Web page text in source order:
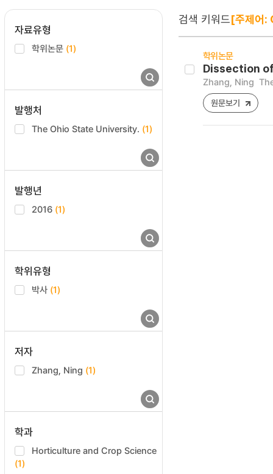
자료유형
학위논문 (1)
발행처
The Ohio State University. (1)
발행년
2016 (1)
학위유형
박사 (1)
저자
Zhang, Ning (1)
학과
Horticulture and Crop Science
(1)
검색 키워드[주제어:
학위논문
Dissection
Zhang, Ning
원문보기